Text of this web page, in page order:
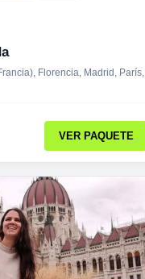
Florencia, Madrid, París,
VER PAQUETE